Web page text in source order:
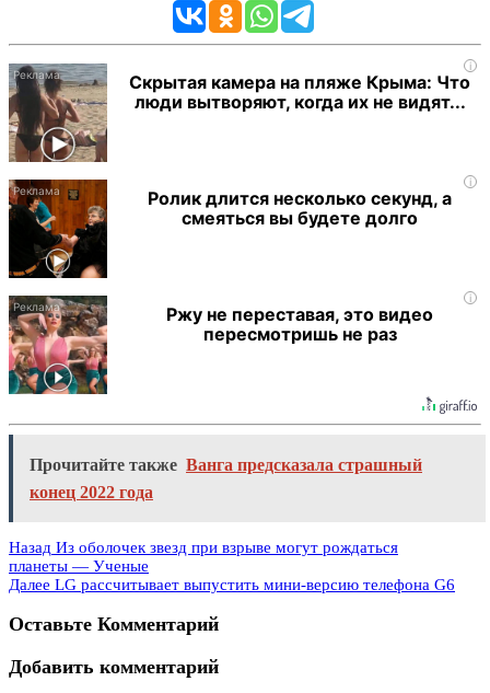
i
Скрытая камера на пляже Крыма: Что
люди вытворяют, когда их не видят...
i
Ролик длится несколько секунд, а
смеяться вы будете долго
i
Ржу не переставая, это видео
пересмотришь не раз
Прочитайте также Ванга предсказала страшный
конец 2022 года
Назад Из оболочек звезд при взрыве могут рождаться
планеты — Ученые
Далее LG рассчитывает выпустить мини-версию телефона G6
Оставьте Комментарий
Добавить комментарий